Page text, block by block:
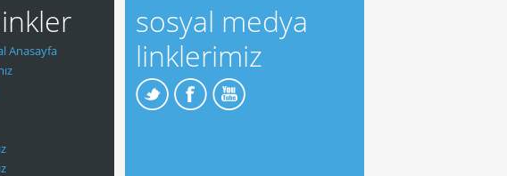
Anasayfa
sosyal medya
linklerimiz